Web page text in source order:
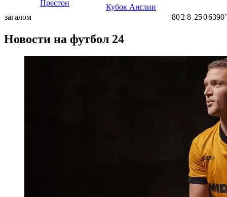
Престон Кубок Англии
загалом 802 8 2506390ʼ
Новости на футбол 24